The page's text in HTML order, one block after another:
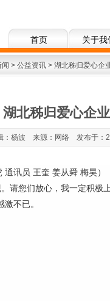
首页 关于我
> 公益资讯 > 湖北秭归爱心企
湖北秭归爱心企
：杨波 来源：网络 发布于：
通讯员 王奎 姜从舜 梅昊
请您们放心，我一定积
不已。